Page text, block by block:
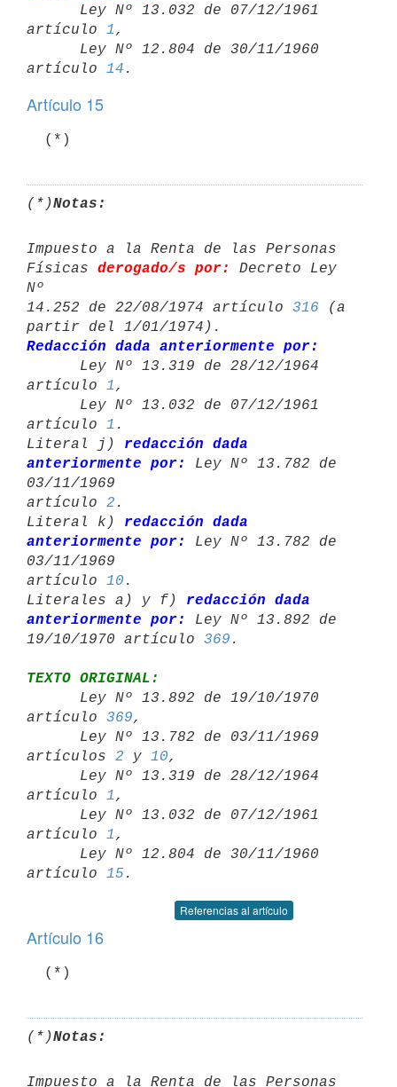
artículo 1 ,
artículo 14
Artículo 15
  (*)
(*)Notas:
Impuesto a la Renta de las Personas
Físicas derogado/s por:
Decreto Ley
Nº
14.252 de 22/08/1974 artículo 316 (a
Redacción dada anteriormente por:
artículo 1 ,
artículo 1 .
Literal j) redacción dada
anteriormente por:
Ley Nº 13.782 de
03/11/1969
artículo 2 .
Literal k) redacción dada
anteriormente por:
Ley Nº 13.782 de
03/11/1969
artículo 10 .
Literales a) y f) redacción dada
anteriormente por:
Ley Nº 13.892 de
19/10/1970 artículo 369
TEXTO ORIGINAL:
artículo 369,
artículos 2 y 10,
artículo 1 ,
artículo 1 ,
artículo 15
Referencias al artículo
Artículo 16
(*)Notas:
Impuesto a la Renta de las Personas